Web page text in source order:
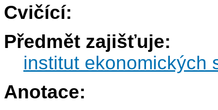
Cvičící:
Předmět zajišťuje:
institut ekonomických
Anotace: